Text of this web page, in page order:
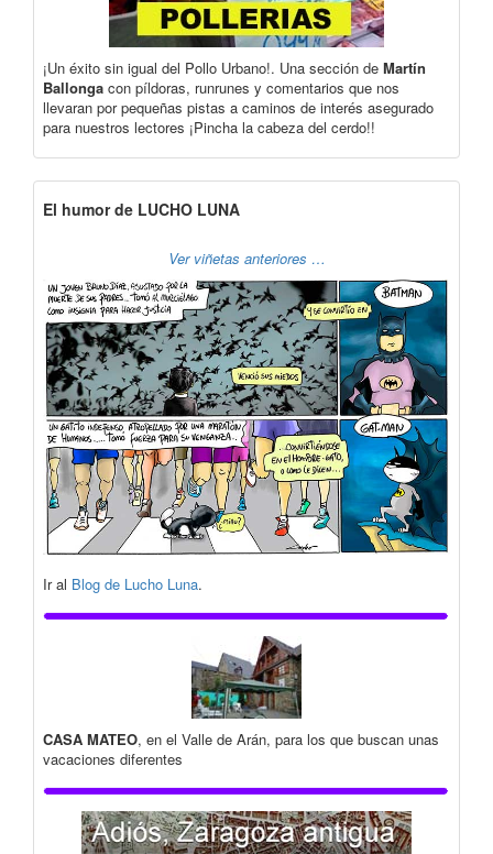
¡Un éxito sin igual del Pollo Urbano!. Una sección de Martín
Ballonga con píldoras, runrunes y comentarios que nos
llevaran por pequeñas pistas a caminos de interés asegurado
para nuestros lectores ¡Pincha la cabeza del cerdo!!
El humor de LUCHO LUNA
Ver viñetas anteriores …
Ir al Blog de Lucho Luna.
CASA MATEO, en el Valle de Arán, para los que buscan unas
vacaciones diferentes